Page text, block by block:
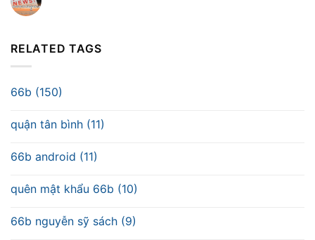
RELATED TAGS
66b (150)
quận tân bình (11)
66b android (11)
quên mật khẩu 66b (10)
66b nguyễn sỹ sách (9)